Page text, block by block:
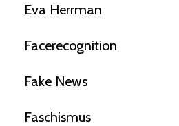
Eva Herrman
Facerecognition
Fake News
Faschismus